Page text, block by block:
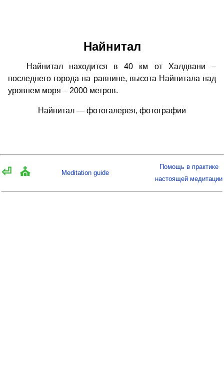
Найнитал
Найнитал находится в 40 км от Халдвани –
последнего города на равнине, высота Найнитала над
уровнем моря – 2000 метров.
Найнитал — фотогалерея, фотографии
⏎ ⛪ Meditation guide
Помощь в практике
настоящей медитации